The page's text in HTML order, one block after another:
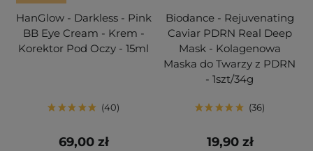
HanGlow - Darkless - Pink
BB Eye Cream - Krem -
Korektor Pod Oczy - 15ml
40
69,00 zł
Biodance - Rejuvenating
Caviar PDRN Real Deep
Mask - Kolagenowa
Maska do Twarzy z PDRN
- 1szt/34g
36
19,90 zł